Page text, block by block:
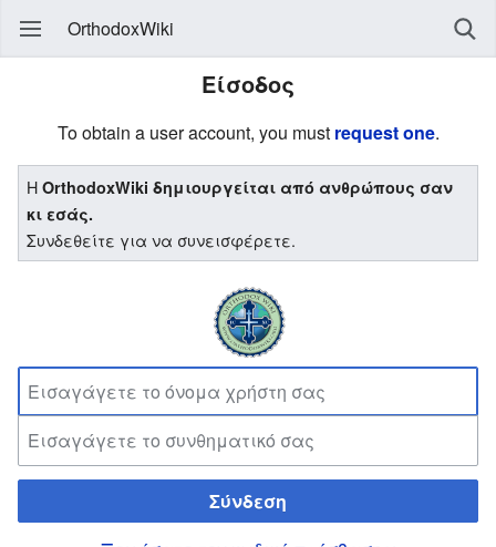
OrthodoxWiki
Είσοδος
To obtain a user account, you must request one.
ΗOrthodoxWiki δημιουργείται από ανθρώπους σαν
κι εσάς.
Συνδεθείτε για να συνεισφέρετε.
Σύνδεση